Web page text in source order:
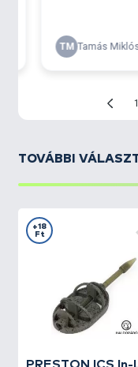
TOVÁBBI
+18
Ft